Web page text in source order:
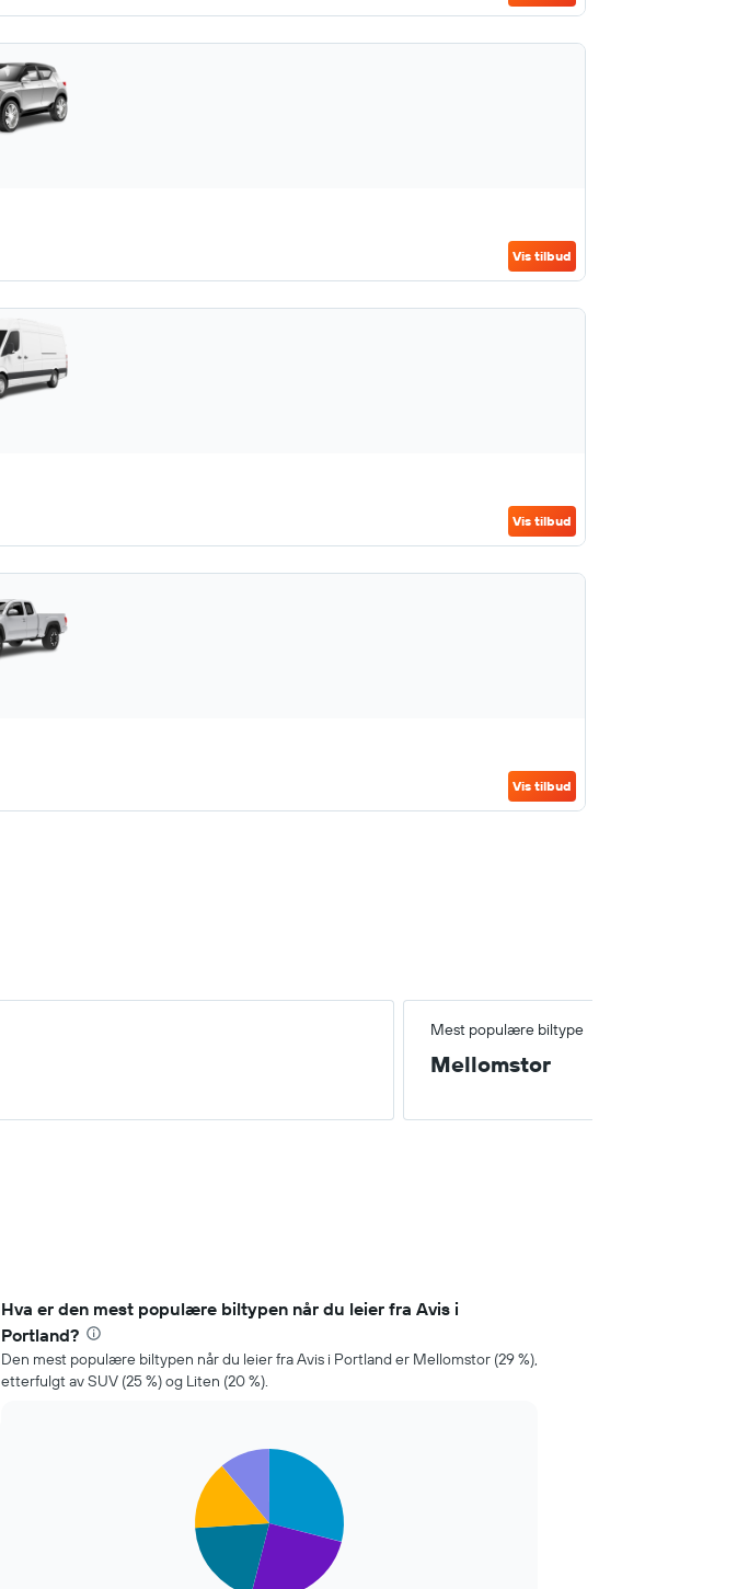
Vis tilbud
Vis tilbud
Vis tilbud
Mest populære biltype
Mellomstor
Hva er den mest populære biltypen når du leier fra Avis i
Portland?
Den mest populære biltypen når du leier fra Avis i Portland er Mellomstor (29 %),
etterfulgt av SUV (25 %) og Liten (20 %).